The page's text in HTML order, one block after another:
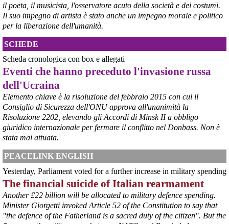
@peacelink - 6/8/2026 21:45
borsaitaliana.it/borsa/notizie
Si sta ragionando su un piano B per Taranto dopo la chiusura
dell’area a caldo dell’ILVA?
@peacelink - 6/8/2026 21:41
cronachetarantine.it/index.php
il Governo ha manifestato l’intenzione di predisporre un
provvedimento straordinario per attenuare le conseguenze
economiche e sociali della prevista fermata dell’area a caldo e ha
chiesto alle rappresentanze del territorio di formulare proposte
concrete per definirne i contenuti. Casartigiani valuta positivamente
il poeta, il musicista, l'osservatore acuto della società e dei costumi.
Il suo impegno di artista è stato anche un impegno morale e politico
per la liberazione dell'umanità.
SCHEDE
Scheda cronologica con box e allegati
Eventi che hanno preceduto l'invasione russa
dell'Ucraina
Elemento chiave è la risoluzione del febbraio 2015 con cui il
Consiglio di Sicurezza dell'ONU approva all'unanimità la
Risoluzione 2202, elevando gli Accordi di Minsk II a obbligo
giuridico internazionale per fermare il conflitto nel Donbass. Non è
stata mai attuata.
PEACELINK ENGLISH
Yesterday, Parliament voted for a further increase in military spending
The financial suicide of Italian rearmament
Another £22 billion will be allocated to military defence spending.
Minister Giorgetti invoked Article 52 of the Constitution to say that
"the defence of the Fatherland is a sacred duty of the citizen". But the